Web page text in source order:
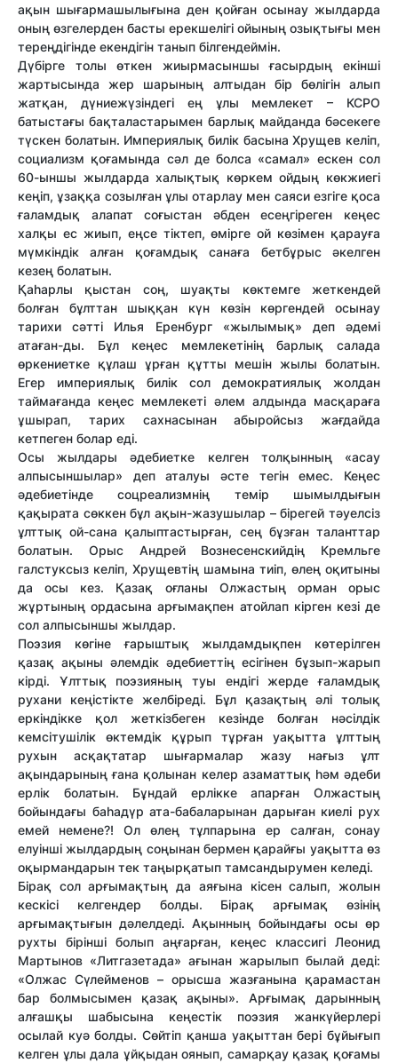
ақын шығармашылығына ден қойған осынау жылдарда
оның өзгелерден басты ерекшелігі ойының озықтығы мен
тереңдігінде екендігін танып білгендеймін.
Дүбірге толы өткен жиырмасыншы ғасырдың екінші
жартысында жер шарының алтыдан бір бөлігін алып
жатқан, дүниежүзіндегі ең ұлы мемлекет – КСРО
батыстағы бақталастарымен барлық майданда бәсекеге
түскен болатын. Империялық билік басына Хрущев келіп,
социализм қоғамында сәл де болса «самал» ескен сол
60-ыншы жылдарда халықтық көркем ойдың көкжиегі
кеңіп, ұзаққа созылған ұлы отарлау мен саяси езгіге қоса
ғаламдық алапат соғыстан әбден есеңгіреген кеңес
халқы ес жиып, еңсе тіктеп, өмірге ой көзімен қарауға
мүмкіндік алған қоғамдық санаға бетбұрыс әкелген
кезең болатын.
Қаһарлы қыстан соң, шуақты көктемге жеткендей
болған бұлттан шыққан күн көзін көргендей осынау
тарихи сәтті Илья Еренбург «жылымық» деп әдемі
атаған-ды. Бұл кеңес мемлекетінің барлық салада
өркениетке құлаш ұрған құтты мешін жылы болатын.
Егер империялық билік сол демократиялық жолдан
таймағанда кеңес мемлекеті әлем алдында масқараға
ұшырап, тарих сахнасынан абыройсыз жағдайда
кетпеген болар еді.
Осы жылдары әдебиетке келген толқынның «асау
алпысыншылар» деп аталуы әсте тегін емес. Кеңес
әдебиетінде соцреализмнің темір шымылдығын
қақырата сөккен бұл ақын-жазушылар – бірегей тәуелсіз
ұлттық ой-сана қалыптастырған, сең бұзған таланттар
болатын. Орыс Андрей Вознесенскийдің Кремльге
галстуксыз келіп, Хрущевтің шамына тиіп, өлең оқитыны
да осы кез. Қазақ оғланы Олжастың орман орыс
жұртының ордасына арғымақпен атойлап кірген кезі де
сол алпысыншы жылдар.
Поэзия көгіне ғарыштық жылдамдықпен көтерілген
қазақ ақыны әлемдік әдебиеттің есігінен бұзып-жарып
кірді. Ұлттық поэзияның туы ендігі жерде ғаламдық
рухани кеңістікте желбіреді. Бұл қазақтың әлі толық
еркіндікке қол жеткізбеген кезінде болған нәсілдік
кемсітушілік өктемдік құрып тұрған уақытта ұлттың
рухын асқақтатар шығармалар жазу нағыз ұлт
ақындарының ғана қолынан келер азаматтық һәм әдеби
ерлік болатын. Бұндай ерлікке апарған Олжастың
бойындағы баһадүр ата-бабаларынан дарыған киелі рух
емей немене?! Ол өлең тұлпарына ер салған, сонау
елуінші жылдардың соңынан бермен қарайғы уақытта өз
оқырмандарын тек таңырқатып тамсандырумен келеді.
Бірақ сол арғымақтың да аяғына кісен салып, жолын
кескісі келгендер болды. Бірақ арғымақ өзінің
арғымақтығын дәлелдеді. Ақынның бойындағы осы өр
рухты бірінші болып аңғарған, кеңес классигі Леонид
Мартынов «Литгазетада» ағынан жарылып былай деді:
«Олжас Сүлейменов – орысша жазғанына қарамастан
бар болмысымен қазақ ақыны». Арғымақ дарынның
алғашқы шабысына кеңестік поэзия жанкүйерлері
осылай куә болды. Сөйтіп қанша уақыттан бері бұйығып
келген ұлы дала ұйқыдан оянып, самарқау қазақ қоғамы